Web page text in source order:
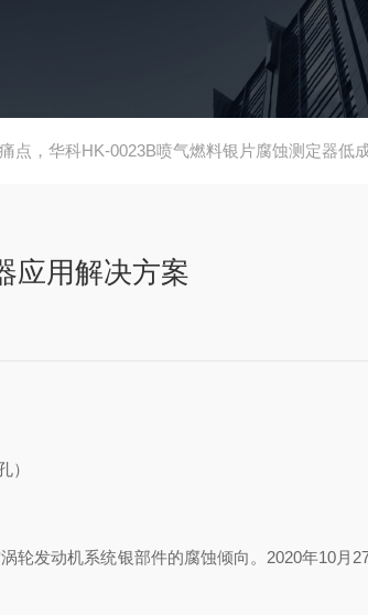
点，华科HK-0023B喷气燃料银片腐蚀测定器低
应用解决方案
）
轮发动机系统银部件的腐蚀倾向。2020年10月